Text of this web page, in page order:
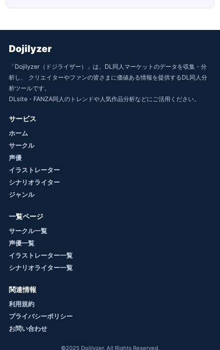
Dojilyzer
「Dojilyzer（ドジライザー）」は、DL同人マーケットのデータを収集・分
析し、 クリエイターやファンの皆さまに価値ある情報を提供するDL同人分
析ツールです。
DLsite・FANZA同人のトレンドや人気作品分析などにご活用ください。
サービス
ホーム
サークル
声優
イラストレーター
シナリオライター
ジャンル
一覧ページ
サークル一覧
声優一覧
イラストレーター一覧
シナリオライター一覧
関連情報
利用規約
プライバシーポリシー
お問い合わせ
©2025 Dojilyzer. All Rights Reserved.